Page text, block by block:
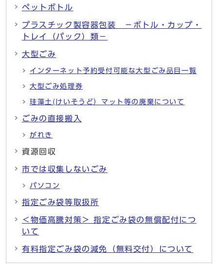
ペットボトル
プラスチック製容器包装 －ボトル・カップ・
トレイ（パック）類－
大型ごみ
インターネット予約受付可能な大型ごみ品目一覧
大型ごみ処理券
珪藻土(けいそうど）マット等の廃棄について
ごみの直接搬入
がれき
資源回収
市では収集しないごみ
パソコン
指定ごみ袋等取扱所
＜物価高騰対策＞ 指定ごみ袋の無償配付につ
いて
有料指定ごみ袋の減免（無料交付）について